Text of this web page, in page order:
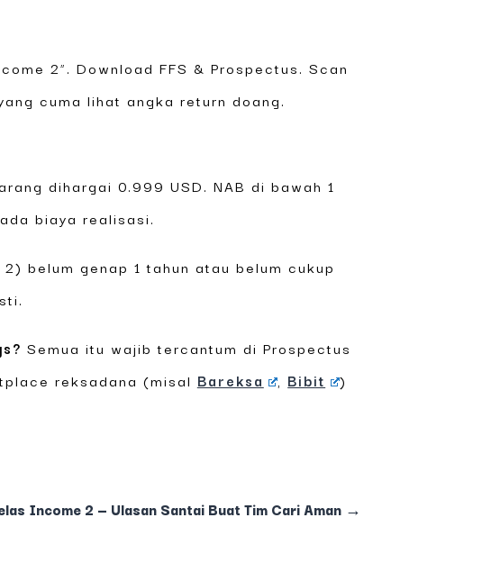
2”. Download FFS & Prospectus. Scan
cuma lihat angka return doang.
dihargai 0.999 USD. NAB di bawah 1
biaya realisasi.
belum genap 1 tahun atau belum cukup
Semua itu wajib tercantum di Prospectus
reksadana (misal Bareksa , Bibit
)
Income 2 — Ulasan Santai Buat Tim Cari Aman→